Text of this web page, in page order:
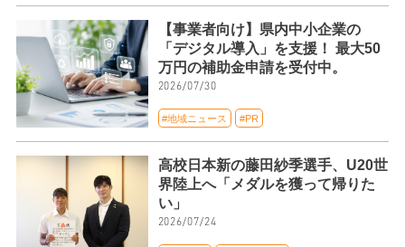
【事業者向け】県内中小企業の
「デジタル導入」を支援！ 最大50
万円の補助金申請を受付中。
2026/07/30
#地域ニュース #PR
高校日本新の藤田紗季選手、U20世
界陸上へ「メダルを獲って帰りた
い」
2026/07/24